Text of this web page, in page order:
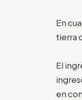
En
tierra
El
en